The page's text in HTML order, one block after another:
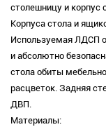
столешницу и корпус
Корпуса стола и
Используемая ЛДСП
и абсолютно
стола обиты
расцветок. Задняя
ДВП.
Материалы: